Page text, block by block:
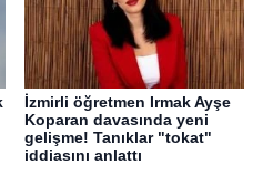
İzmirli öğretmen Irmak Ayşe
Koparan davasında yeni
gelişme! Tanıklar "tokat"
iddiasını anlattı